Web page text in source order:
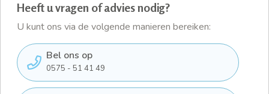
Heeft u vragen of advies nodig?
U kunt ons via de volgende manieren bereiken:
Bel ons op
0575 - 51 41 49